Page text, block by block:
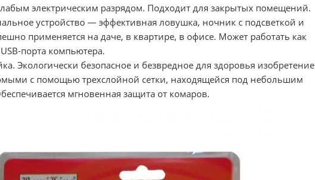
электрическим разрядом. Подходит для закрытых помещений.
устройство — эффективная ловушка, ночник с подсветкой и
применяется на даче, в квартире, в офисе. Может работать как
порта компьютера.
Экологически безопасное и безвредное для здоровья изобретение
с помощью трехслойной сетки, находящейся под небольшим
мгновенная защита от комаров.